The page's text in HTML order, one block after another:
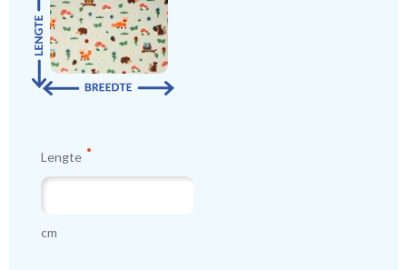
compleet te maken, kunnen bijpassende kussentjes worden mee
besteld. (Tip: bestel 2 kussentjes en ontvang de gordijnen gratis
thuis) Wil je de stof eerst zien en voelen voordat je een op maat
gemaakt gordijn bestelt? Dan kun je eerst een knipstaal
bestellen om de textuur en kleur te beoordelen. Staaltjes worden
We hebben bijna alle stoffen op voorraad, bestel daarom gerust
eerst een knipstaaltje.
Zo weet u precies met welke kleur en kwaliteit uw gordijnen
Lengte
cm